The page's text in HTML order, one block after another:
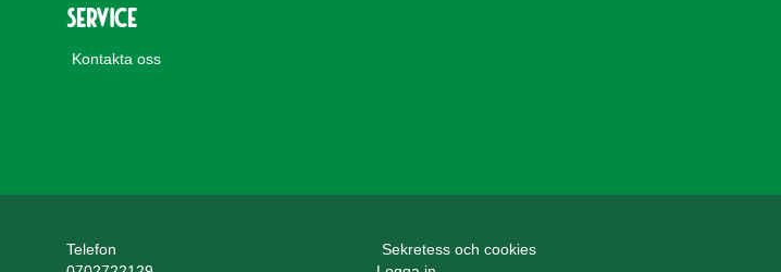
Service
Kontakta oss
Telefon
Sekretess och cookies